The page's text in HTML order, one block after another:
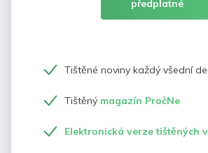
předplatné
Tištěné noviny každý všední
Tištěný magazín PročNe
Elektronická verze tištěných